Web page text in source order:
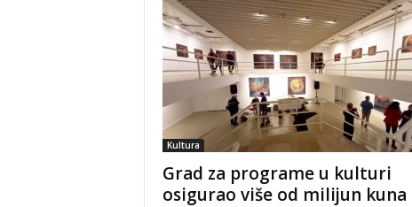
Kultura
Grad za programe u kulturi
osigurao više od milijun kuna